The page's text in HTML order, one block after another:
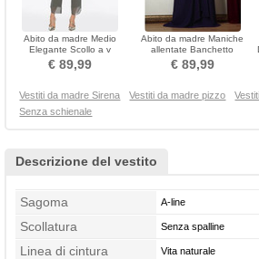
Abito da madre Medio
Elegante Scollo a v
Primavera Lunghezza alla
caviglia
€ 89,99
Abito da madre Maniche
allentate Banchetto
Maniche corte A-line
€ 89,99
Vestiti da madre Sirena Vestiti da madre pizzo
Senza schienale
Descrizione del vestito
Sagoma A-line
Scollatura Senza spalline
Linea di cintura Vita naturale